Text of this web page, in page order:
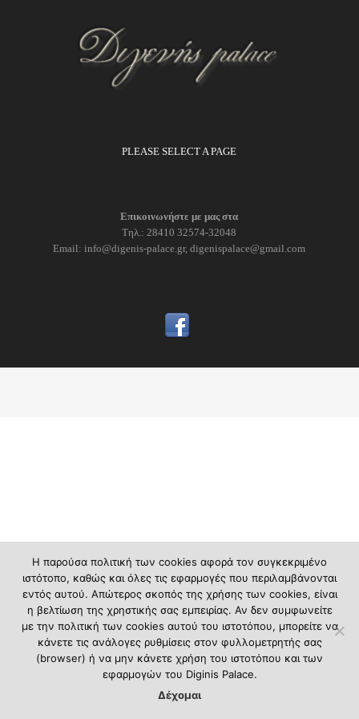
Digenis Palace Εκδηλώσεις
PLEASE SELECT A PAGE
Επικοινωνήστε με μας στα
Τηλ.: 28410 32574-32048
Email: info@digenis-palace.gr, digenispalace@gmail.com
Η παρούσα πολιτική των cookies αφορά τον συγκεκριμένο
ιστότοπο, καθώς και όλες τις εφαρμογές που περιλαμβάνονται
εντός αυτού. Απώτερος σκοπός της χρήσης των cookies, είναι
η βελτίωση της χρηστικής σας εμπειρίας. Αν δεν συμφωνείτε
με την πολιτική των cookies αυτού του ιστοτόπου, μπορείτε να
κάνετε τις ανάλογες ρυθμίσεις στον φυλλομετρητής σας
(browser) ή να μην κάνετε χρήση του ιστοτόπου και των
εφαρμογών του Diginis Palace.
Δέχομαι